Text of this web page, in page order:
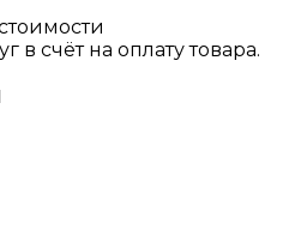
в счёт на оплату товара.